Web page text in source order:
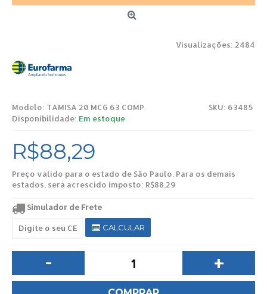
Visualizações: 2484
Modelo: TAMISA 20 MCG 63 COMP.
SKU: 63485
Disponibilidade: Em estoque
R$88,29
Preço válido para o estado de São Paulo. Para os demais
estados, será acrescido imposto: R$88,29
Simulador de Frete
CALCULAR
- +